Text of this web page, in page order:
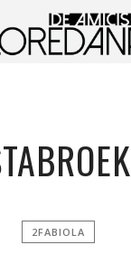
2FABIOLA